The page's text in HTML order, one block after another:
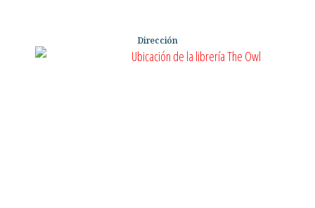
Dirección